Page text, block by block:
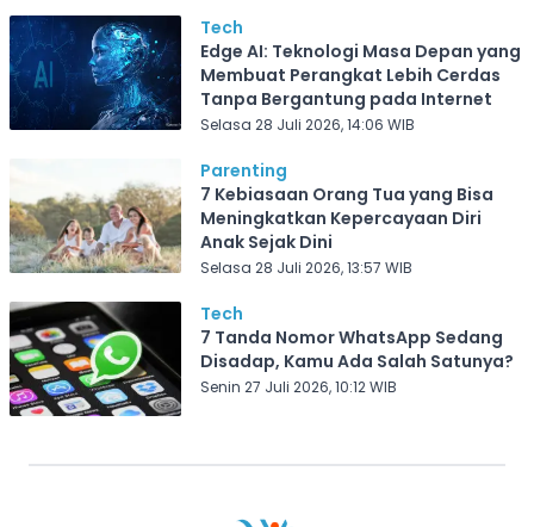
Tech
Edge AI: Teknologi Masa Depan yang
Membuat Perangkat Lebih Cerdas
Tanpa Bergantung pada Internet
Selasa 28 Juli 2026, 14:06 WIB
Parenting
7 Kebiasaan Orang Tua yang Bisa
Meningkatkan Kepercayaan Diri
Anak Sejak Dini
Selasa 28 Juli 2026, 13:57 WIB
Tech
7 Tanda Nomor WhatsApp Sedang
Disadap, Kamu Ada Salah Satunya?
Senin 27 Juli 2026, 10:12 WIB